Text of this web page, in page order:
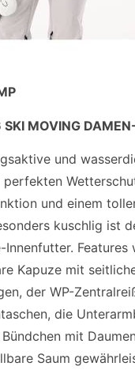
MOVING
und
perfekten
und einem
kuschlig ist
Innenfutter. Features
Kapuze mit
der WP-
die
mit
Saum